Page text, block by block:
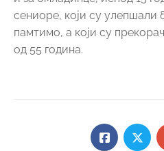
сениоре, који су улепшали
памтимо, а који су
од 55 година.